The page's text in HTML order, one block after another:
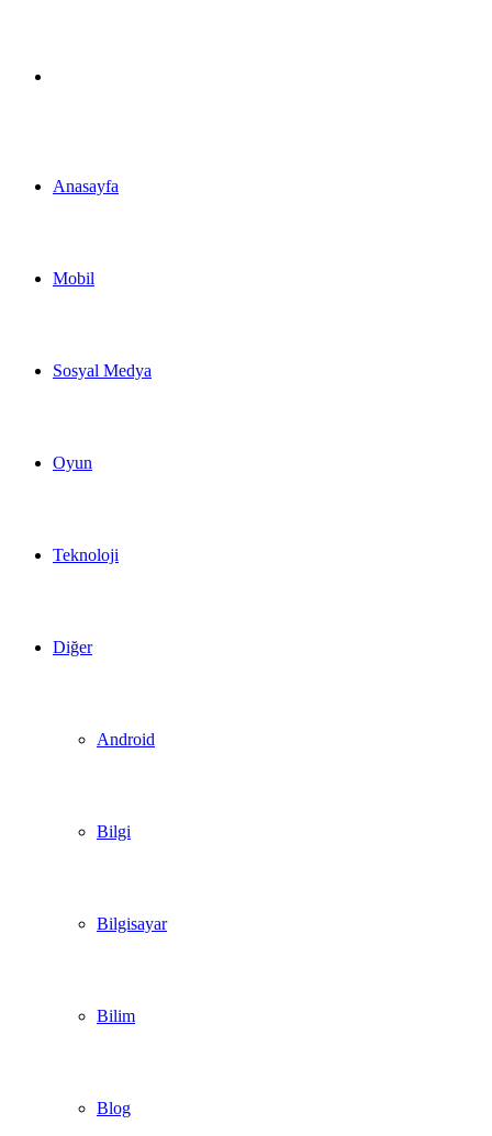
Anasayfa
Mobil
Sosyal Medya
Oyun
Teknoloji
Diğer
Android
Bilgi
Bilgisayar
Bilim
Blog